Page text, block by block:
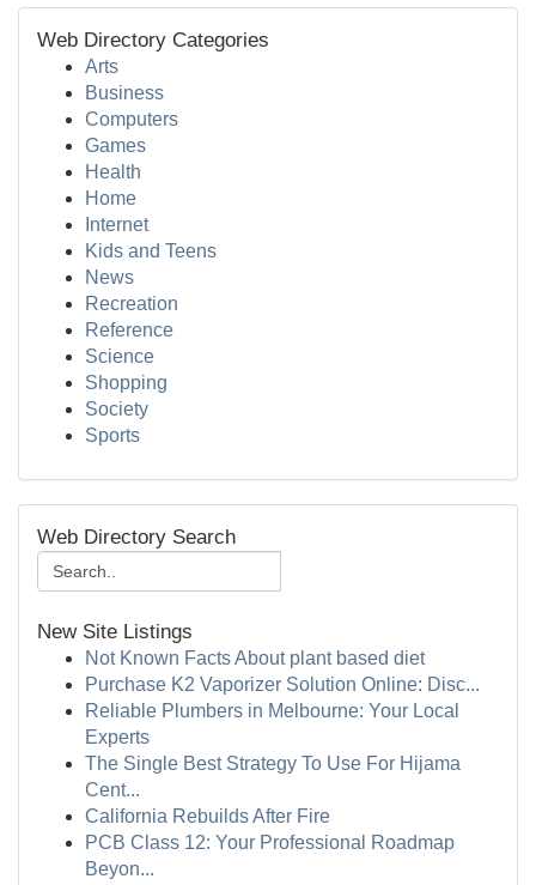
Web Directory Categories
Arts
Business
Computers
Games
Health
Home
Internet
Kids and Teens
News
Recreation
Reference
Science
Shopping
Society
Sports
Web Directory Search
New Site Listings
Not Known Facts About plant based diet
Purchase K2 Vaporizer Solution Online: Disc...
Reliable Plumbers in Melbourne: Your Local
Experts
The Single Best Strategy To Use For Hijama
Cent...
California Rebuilds After Fire
PCB Class 12: Your Professional Roadmap
Beyon...